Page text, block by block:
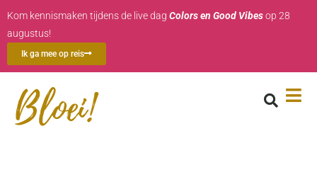
Kom kennismaken tijdens de live dag Colors en Good Vibesop 28
augustus!
Ik ga mee op reis